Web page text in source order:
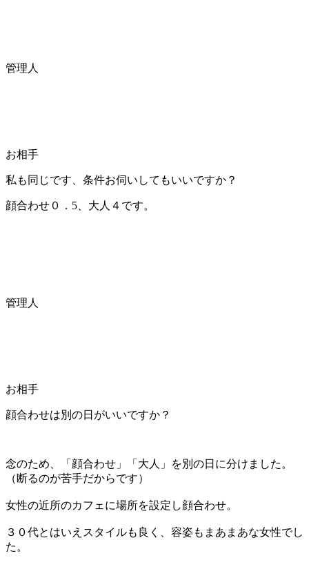
管理人
お相手
私も同じです、条件お伺いしてもいいですか？
顔合わせ０．5、大人４です。
管理人
お相手
顔合わせは別の日がいいですか？
念のため、「顔合わせ」「大人」を別の日に分けました。
（断るのが苦手だからです）
女性の近所のカフェに場所を設定し顔合わせ。
３０代とはいえスタイルも良く、容姿もまあまあな女性でし
た。